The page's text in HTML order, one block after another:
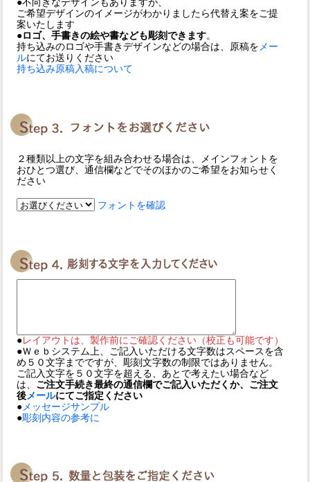
●不向きなデザインもありますが、
ご希望デザインのイメージがわかりましたら代替え案をご提
案いたします
●ロゴ、手書きの絵や書なども彫刻できます。
持ち込みのロゴや手書きデザインなどの場合は、原稿を メー
ルにてお送りください
持ち込み原稿入稿について
２種類以上の文字を組み合わせる場合は、メインフォントを
おひとつ選び、通信欄などでそのほかのご希望をお知らせく
ださい
フォントを確認
●レイアウトは、製作前にご確認ください（校正も可能です）
●Ｗｅｂシステム上、ご記入いただける文字数はスペースを含
め５０文字までですが、彫刻文字数の制限ではありません。
ご記入文字を５０文字を超える、あとで考えたい場合など
は、 ご注文手続き最終の通信欄でご記入いただくか、ご注文
後 メールにてご指定ください
● メッセージサンプル
●彫刻内容の参考に